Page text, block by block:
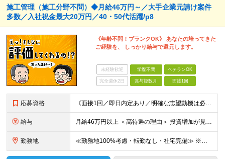
施工管理（施工分野不問）◆月給46万円～／大手企業元請け案件
多数／入社祝金最大20万円／40・50代活躍/p8
《年齢不問！ブランクOK》 あなたの培ってきた
ご経験を、 しっかり給与で還元します。
未経験歓迎 学歴不問 ベテランOK
完全週休2日 賞与複数月 面接1回
応募資格 《面接1回／即日内定あり／明確な志望動機は必要なし》 ◆学歴・年齢不問 ◆建設業界での実務経験や設備設計（電気設備、空調・衛生設備）、土木設計（橋梁／トンネル・道路・造成／上下水道）などの業界経験者
給与 月給46万円以上 ＜高待遇の理由＞ 投資増加が見込まれる領域へ大きな強みを持つ当社には、大手建設会社の元請けの大型工事が多数寄せられます。そのため、施工管理として働く皆さんを、高待遇でお迎えすること
勤務地 ≪勤務地100%考慮・転勤なし・社宅完備≫ ※配属は全国のプロジェクト先 ※あなたの希望を考慮し、勤務地を決定します。 ※U・Iターン歓迎 ※出張面接も可能です！お住まいの近くに伺います。(応相談